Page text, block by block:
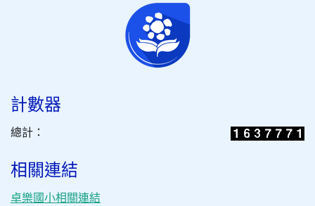
計數器
總計：
相關連結
卓樂國小相關連結